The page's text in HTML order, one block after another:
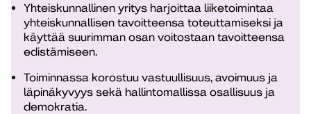
Yhteiskunnallinen yritys harjoittaa liiketoimintaa
yhteiskunnallisen tavoitteensa toteuttamiseksi ja
käyttää suurimman osan voitostaan tavoitteensa
edistämiseen.
Toiminnassa korostuu vastuullisuus, avoimuus ja
läpinäkyvyys sekä hallintomallissa osallisuus ja
demokratia.